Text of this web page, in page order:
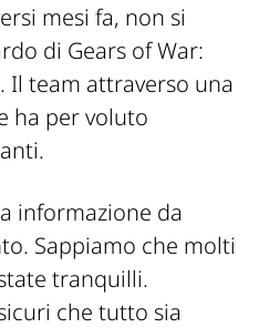
mesi fa, non si
di Gears of War:
Il team attraverso una
ha per voluto
informazione da
Sappiamo che molti
tranquilli.
che tutto sia